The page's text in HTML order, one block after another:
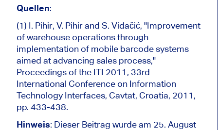
Quellen:
(1) I. Pihir, V. Pihir and S. Vidačić, "Improvement
of warehouse operations through
implementation of mobile barcode systems
aimed at advancing sales process,"
Proceedings of the ITI 2011, 33rd
International Conference on Information
Technology Interfaces, Cavtat, Croatia, 2011,
pp. 433-438.
Hinweis: Dieser Beitrag wurde am 25. August